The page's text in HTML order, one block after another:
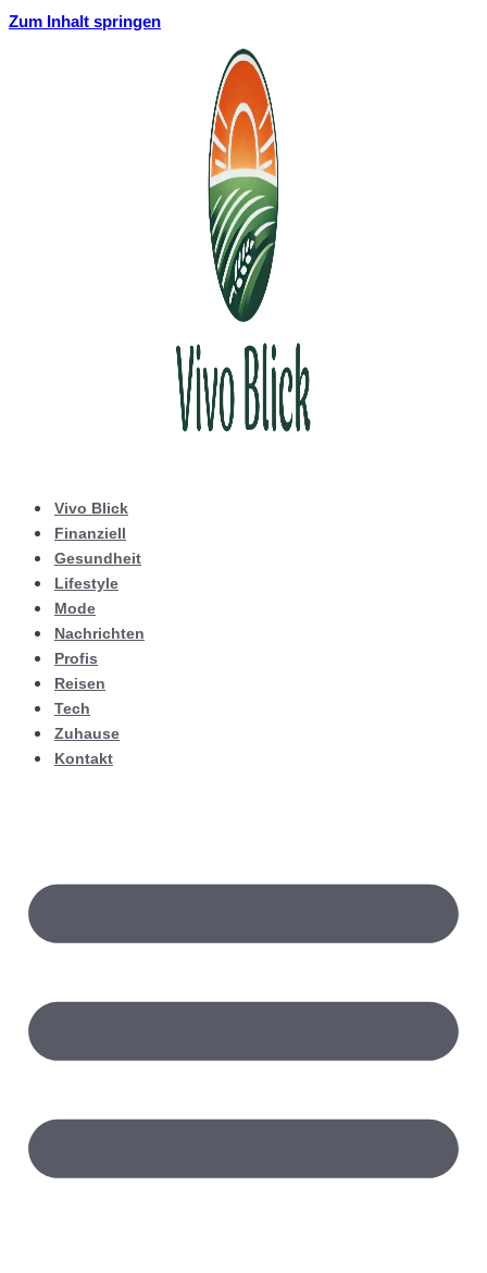
Zum Inhalt springen
Vivo Blick
Finanziell
Gesundheit
Lifestyle
Mode
Nachrichten
Profis
Reisen
Tech
Zuhause
Kontakt